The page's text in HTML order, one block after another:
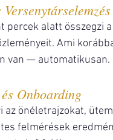
percek alatt összegzi
Ami
van — automatikusan.
Onboarding
az önéletrajzokat,
felmérések